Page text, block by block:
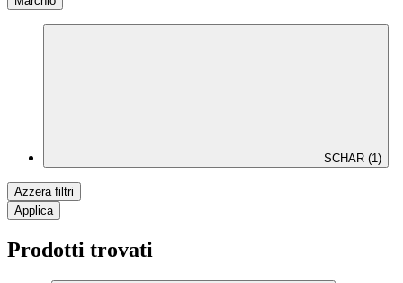
SCHAR (1)
Azzera filtri
Applica
Prodotti trovati